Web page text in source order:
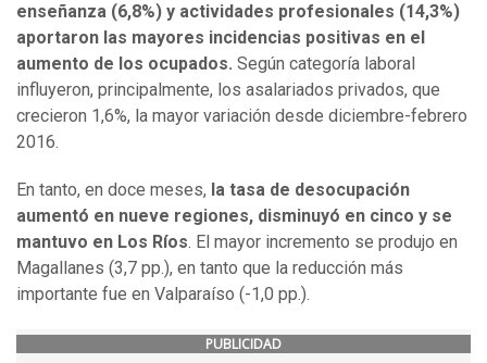
enseñanza (6,8%) y actividades profesionales (14,3%)
aportaron las mayores incidencias positivas en el
aumento de los ocupados. Según categoría laboral
influyeron, principalmente, los asalariados privados, que
crecieron 1,6%, la mayor variación desde diciembre-febrero
2016.
En tanto, en doce meses, la tasa de desocupación
aumentó en nueve regiones, disminuyó en cinco y se
mantuvo en Los Ríos. El mayor incremento se produjo en
Magallanes (3,7 pp.), en tanto que la reducción más
importante fue en Valparaíso (-1,0 pp.).
PUBLICIDAD